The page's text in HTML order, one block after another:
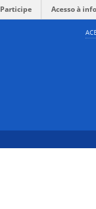
Participe Acesso à